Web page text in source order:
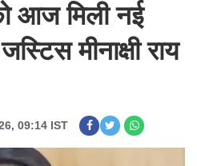
आज मिली नई
मीनाक्षी राय
09:14 IST